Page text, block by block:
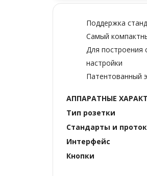
Поддержка
Самый
Для построения
настройки
Патентованный
АППАРАТНЫЕ
Тип розетки
Стандарты и
Интерфейс
Кнопки